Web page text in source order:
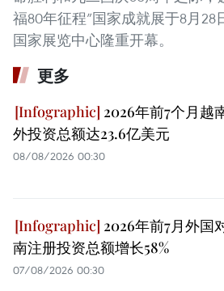
福80年征程”国家成就展于8月28
国家展览中心隆重开幕。
更多
2026年前7个月越
外投资总额达23.6亿美元
08/08/2026 00:30
2026年前7月外国
南注册投资总额增长58%
07/08/2026 00:30